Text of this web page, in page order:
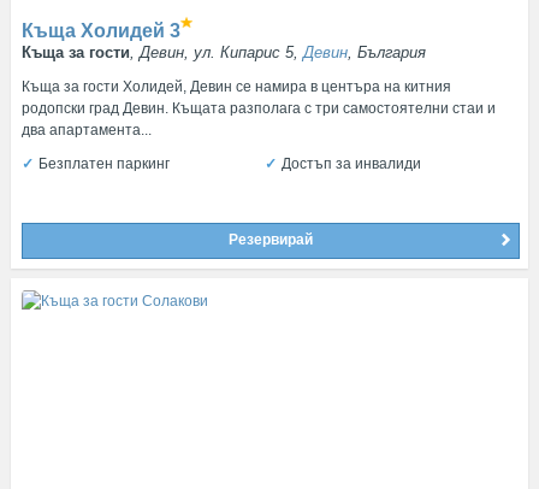
Къща Холидей 3
Къща за гости , Девин, ул. Кипарис 5, Девин, България
Къща за гости Холидей, Девин се намира в центъра на китния
родопски град Девин. Къщата разполага с три самостоятелни стаи и
два апартамента...
Безплатен паркинг
Достъп за инвалиди
Резервирай